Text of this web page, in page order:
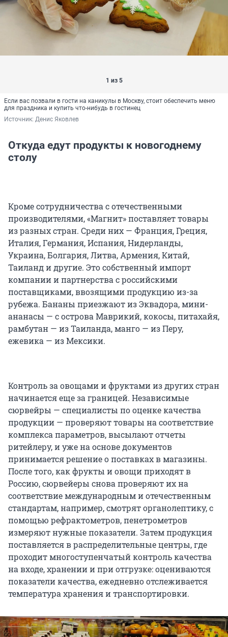
1 из 5
Если вас позвали в гости на каникулы в Москву, стоит обеспечить меню
для праздника и купить что-нибудь в гостинец
Источник: Денис Яковлев
Откуда едут продукты к новогоднему
столу
Кроме сотрудничества с отечественными
производителями, «Магнит» поставляет товары
из разных стран. Среди них — Франция, Греция,
Италия, Германия, Испания, Нидерланды,
Украина, Болгария, Литва, Армения, Китай,
Таиланд и другие. Это собственный импорт
компании и партнерства с российскими
поставщиками, ввозящими продукцию из-за
рубежа. Бананы приезжают из Эквадора, мини-
ананасы — с острова Маврикий, кокосы, питахайя,
рамбутан — из Таиланда, манго — из Перу,
ежевика — из Мексики.
Контроль за овощами и фруктами из других стран
начинается еще за границей. Независимые
сюрвейры — специалисты по оценке качества
продукции — проверяют товары на соответствие
комплекса параметров, высылают отчеты
ритейлеру, и уже на основе документов
принимается решение о поставках в магазины.
После того, как фрукты и овощи приходят в
Россию, сюрвейеры снова проверяют их на
соответствие международным и отечественным
стандартам, например, смотрят органолептику, с
помощью рефрактометров, пенетрометров
измеряют нужные показатели. Затем продукция
поставляется в распределительные центры, где
проходит многоступенчатый контроль качества
на входе, хранении и при отгрузке: оцениваются
показатели качества, ежедневно отслеживается
температура хранения и транспортировки.